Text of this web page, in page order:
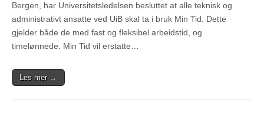
Bergen, har Universitetsledelsen besluttet at alle teknisk og
administrativt ansatte ved UiB skal ta i bruk Min Tid. Dette
gjelder både de med fast og fleksibel arbeidstid, og
timelønnede. Min Tid vil erstatte…
Les mer →